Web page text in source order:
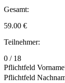
Gesamt:
59.00 €
Teilnehmer:
0 / 18
Pflichtfeld Vorname
Pflichtfeld